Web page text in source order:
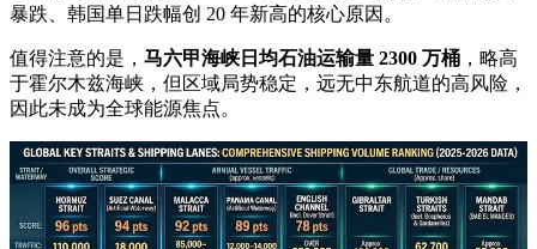
暴跌、韩国单日跌幅创 20 年新高的核心原因。
值得注意的是， 马六甲海峡日均石油运输量 2300 万桶 ，略高
于霍尔木兹海峡，但区域局势稳定，远无中东航道的高风险，
因此未成为全球能源焦点。